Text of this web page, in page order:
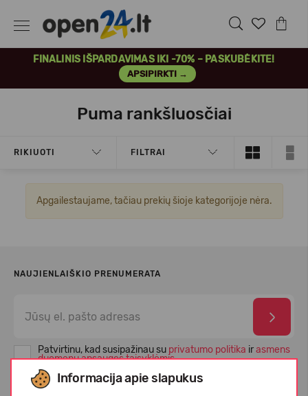
FINALINIS IŠPARDAVIMAS IKI -70% – PASKUBĖKITE!
APSIPIRKTI →
Informacija apie slapukus
Puma rankšluosčiai
RIKIUOTI FILTRAI
Apgailestaujame, tačiau prekių šioje kategorijoje nėra.
NAUJIENLAIŠKIO PRENUMERATA
Patvirtinu, kad susipažinau su privatumo politika irasmens
duomenų apsaugos taisyklėmis